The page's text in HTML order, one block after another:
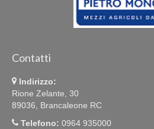
Contatti
Indirizzo:
Rione Zelante, 30
89036, Brancaleone RC
Telefono: 0964 935000